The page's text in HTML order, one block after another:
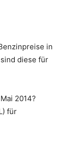
in
diese für
2014?
für